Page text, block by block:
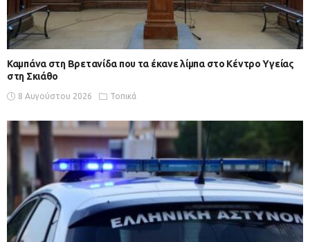
Καμπάνα στη Βρετανίδα που τα έκανε λίμπα στο Κέντρο Υγείας
στη Σκιάθο
8 Αυγούστου 2026 Τοπικά